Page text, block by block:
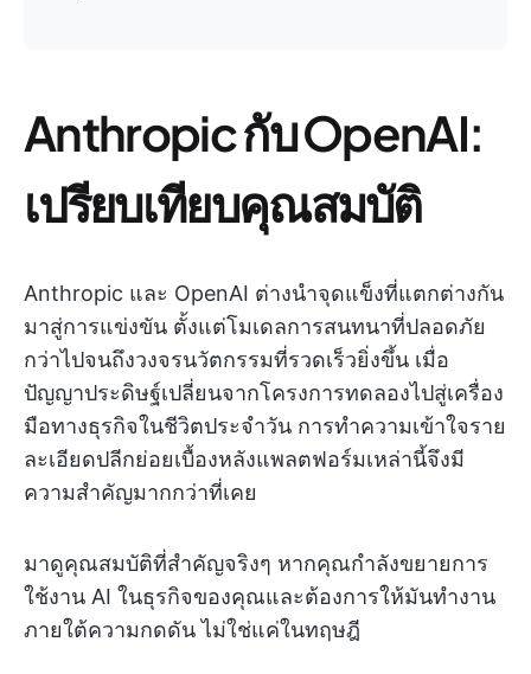
Anthropic กับ OpenAI:
เปรียบเทียบคุณสมบัติ
Anthropic และ OpenAI ต่างนำจุดแข็งที่แตกต่างกัน
มาสู่การแข่งขัน ตั้งแต่โมเดลการสนทนาที่ปลอดภัย
กว่าไปจนถึงวงจรนวัตกรรมที่รวดเร็วยิ่งขึ้น เมื่อ
ปัญญาประดิษฐ์เปลี่ยนจากโครงการทดลองไปสู่เครื่อง
มือทางธุรกิจในชีวิตประจำวัน การทำความเข้าใจราย
ละเอียดปลีกย่อยเบื้องหลังแพลตฟอร์มเหล่านี้จึงมี
ความสำคัญมากกว่าที่เคย
มาดูคุณสมบัติที่สำคัญจริงๆ หากคุณกำลังขยายการ
ใช้งาน AI ในธุรกิจของคุณและต้องการให้มันทำงาน
ภายใต้ความกดดัน ไม่ใช่แค่ในทฤษฎี